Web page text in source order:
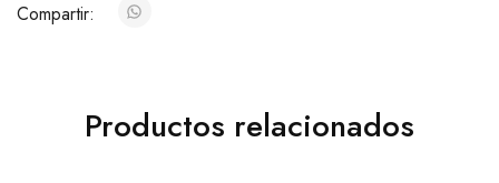
Compartir:
Productos relacionados